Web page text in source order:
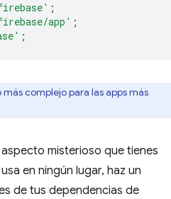
;
app' ;
;
complejo para las apps más
misterioso que tienes
en ningún lugar, haz un
de tus dependencias de